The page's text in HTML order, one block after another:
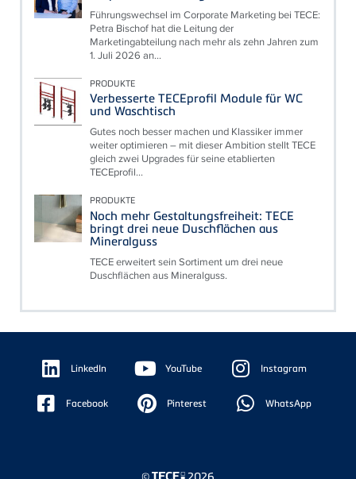
Führungswechsel im Corporate Marketing bei TECE:
Petra Bischof hat die Leitung der
Marketingabteilung nach mehr als zehn Jahren zum
1. Juli 2026 an...
PRODUKTE
Verbesserte TECEprofil Module für WC
und Waschtisch
Gutes noch besser machen und Klassiker immer
weiter optimieren – mit dieser Ambition stellt TECE
gleich zwei Upgrades für seine etablierten
TECEprofil...
PRODUKTE
Noch mehr Gestaltungsfreiheit: TECE
bringt drei neue Duschflächen aus
Mineralguss
TECE erweitert sein Sortiment um drei neue
Duschflächen aus Mineralguss.
Floating
Sidebar LinkedIn YouTube Instagram
Facebook Pinterest WhatsApp
© 2026